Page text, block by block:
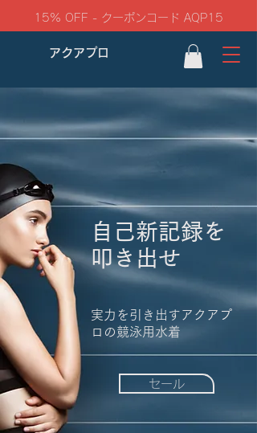
15% OFF - クーポンコード AQP15
アクアプロ
自己新記録を
​叩き出せ
実力を引き出すアクアプ
ロの競泳用水着
セール